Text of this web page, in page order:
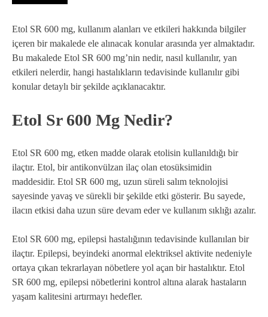
Etol SR 600 mg, kullanım alanları ve etkileri hakkında bilgiler
içeren bir makalede ele alınacak konular arasında yer almaktadır.
Bu makalede Etol SR 600 mg’nin nedir, nasıl kullanılır, yan
etkileri nelerdir, hangi hastalıkların tedavisinde kullanılır gibi
konular detaylı bir şekilde açıklanacaktır.
Etol Sr 600 Mg Nedir?
Etol SR 600 mg, etken madde olarak etolisin kullanıldığı bir
ilaçtır. Etol, bir antikonvülzan ilaç olan etosüksimidin
maddesidir. Etol SR 600 mg, uzun süreli salım teknolojisi
sayesinde yavaş ve sürekli bir şekilde etki gösterir. Bu sayede,
ilacın etkisi daha uzun süre devam eder ve kullanım sıklığı azalır.
Etol SR 600 mg, epilepsi hastalığının tedavisinde kullanılan bir
ilaçtır. Epilepsi, beyindeki anormal elektriksel aktivite nedeniyle
ortaya çıkan tekrarlayan nöbetlere yol açan bir hastalıktır. Etol
SR 600 mg, epilepsi nöbetlerini kontrol altına alarak hastaların
yaşam kalitesini artırmayı hedefler.